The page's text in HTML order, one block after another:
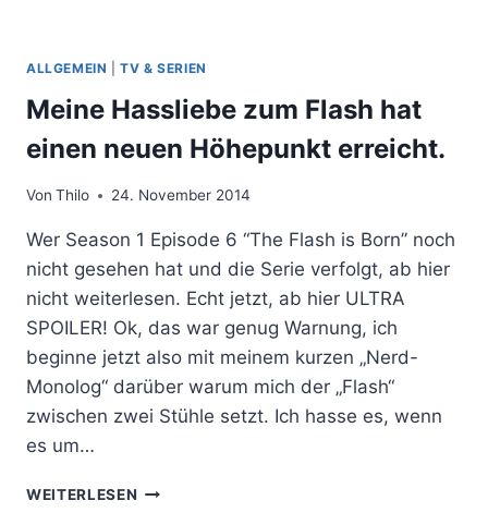
ALLGEMEIN |TV & SERIEN
Meine Hassliebe zum Flash hat
einen neuen Höhepunkt erreicht.
Von Thilo 24. November 2014
Wer Season 1 Episode 6 “The Flash is Born” noch
nicht gesehen hat und die Serie verfolgt, ab hier
nicht weiterlesen. Echt jetzt, ab hier ULTRA
SPOILER! Ok, das war genug Warnung, ich
beginne jetzt also mit meinem kurzen „Nerd-
Monolog“ darüber warum mich der „Flash“
zwischen zwei Stühle setzt. Ich hasse es, wenn
es um…
WEITERLESEN MEINE